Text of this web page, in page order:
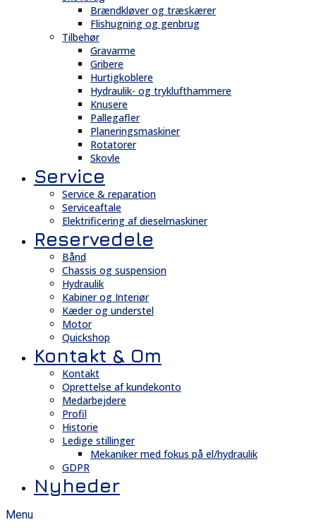
Brændkløver og træskærer
Flishugning og genbrug
Tilbehør
Gravarme
Gribere
Hurtigkoblere
Hydraulik- og tryklufthammere
Knusere
Pallegafler
Planeringsmaskiner
Rotatorer
Skovle
Service
Service & reparation
Serviceaftale
Elektrificering af dieselmaskiner
Reservedele
Bånd
Chassis og suspension
Hydraulik
Kabiner og Interiør
Kæder og understel
Motor
Quickshop
Kontakt & Om
Kontakt
Oprettelse af kundekonto
Medarbejdere
Profil
Historie
Ledige stillinger
Mekaniker med fokus på el/hydraulik
GDPR
Nyheder
Menu